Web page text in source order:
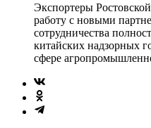
Экспортеры
работу с новыми
сотрудничества
китайских надзорных
сфере